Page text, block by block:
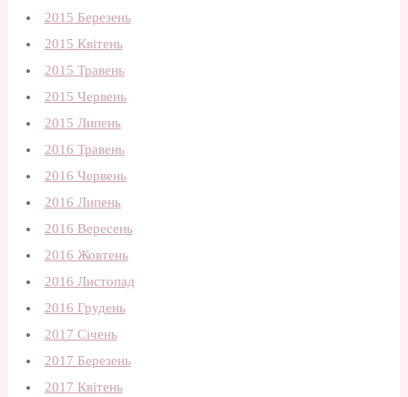
2015 Березень
2015 Квітень
2015 Травень
2015 Червень
2015 Липень
2016 Травень
2016 Червень
2016 Липень
2016 Вересень
2016 Жовтень
2016 Листопад
2016 Грудень
2017 Січень
2017 Березень
2017 Квітень